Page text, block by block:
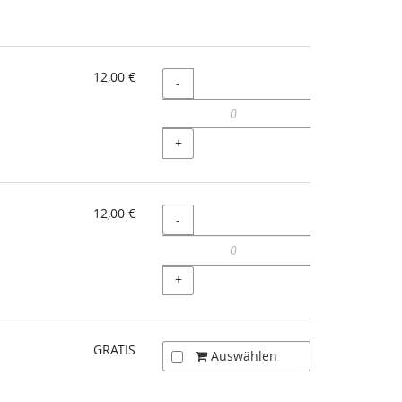
12,00 € Menge
-
+
12,00 € Menge
-
+
GRATIS Auswählen